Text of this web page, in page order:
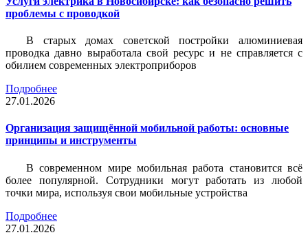
проблемы с проводкой
В старых домах советской постройки алюминиевая
проводка давно выработала свой ресурс и не справляется с
обилием современных электроприборов
Подробнее
27.01.2026
Организация защищённой мобильной работы: основные
принципы и инструменты
В современном мире мобильная работа становится всё
более популярной. Сотрудники могут работать из любой
точки мира, используя свои мобильные устройства
Подробнее
27.01.2026